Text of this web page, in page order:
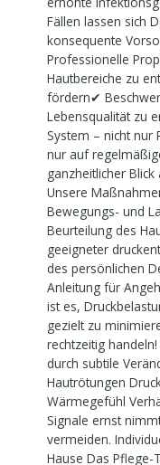
Fällen lassen sich
konsequente
Professionelle
Hautbereiche zu
fördern✔
Lebensqualität zu
System – nicht nur
nur auf
ganzheitlicher
Unsere
Bewegungs- und
Beurteilung des
geeigneter
des persönlichen
Anleitung für
ist es,
gezielt zu
rechtzeitig
durch subtile
Hautrötungen
Wärmegefühl
Signale ernst
vermeiden.
Hause Das Pflege-